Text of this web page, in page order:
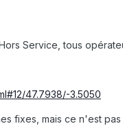
Service, tous
47.7938/-3.5050
fixes, mais ce n'est